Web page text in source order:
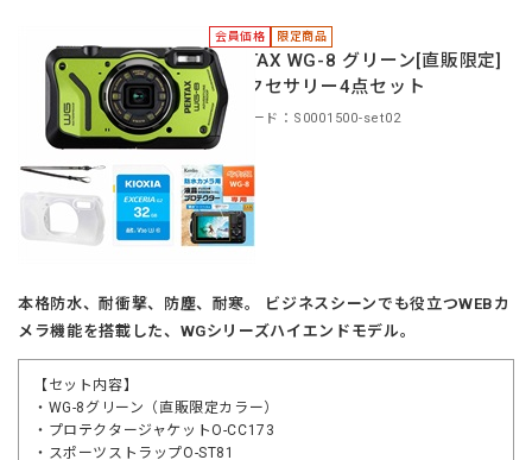
会員価格 限定商品
PENTAX WG-8 グリーン[直販限定]
＋アクセサリー4点セット
商品コード：S0001500-set02
本格防水、耐衝撃、防塵、耐寒。 ビジネスシーンでも役立つWEBカ
メラ機能を搭載した、WGシリーズハイエンドモデル。
【セット内容】
・WG-8グリーン（直販限定カラー）
・プロテクタージャケットO-CC173
・スポーツストラップO-ST81